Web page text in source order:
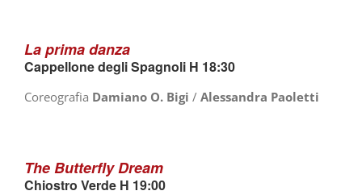
La prima danza
Cappellone degli Spagnoli H 18:30
Coreografia Damiano O. Bigi / Alessandra Paoletti
The Butterfly Dream
Chiostro Verde H 19:00